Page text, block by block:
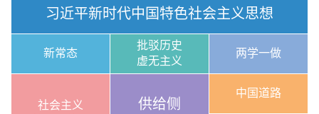
习近平新时代中国特色社会主义思想
新常态
批驳历史
虚无主义
两学一做
社会主义
供给侧
中国道路